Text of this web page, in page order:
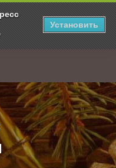
Установить
с наступающими